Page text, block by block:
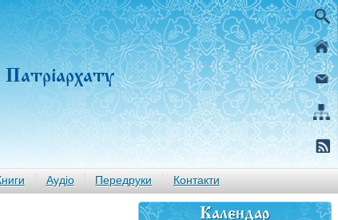
Патріархату
Аудіо Передруки Контакти
Календар